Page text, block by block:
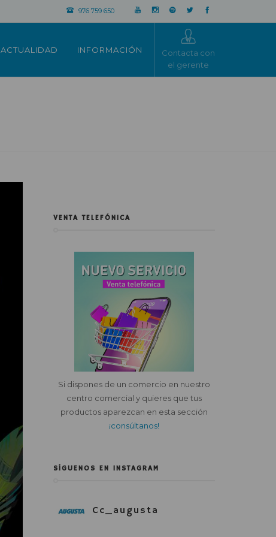
976 759 650
ACTUALIDAD INFORMACIÓN
Contacta con
el gerente
VENTA TELEFÓNICA
Si dispones de un comercio en nuestro
centro comercial y quieres que tus
productos aparezcan en esta sección
¡consúltanos!
SÍGUENOS EN INSTAGRAM
Cc_augusta